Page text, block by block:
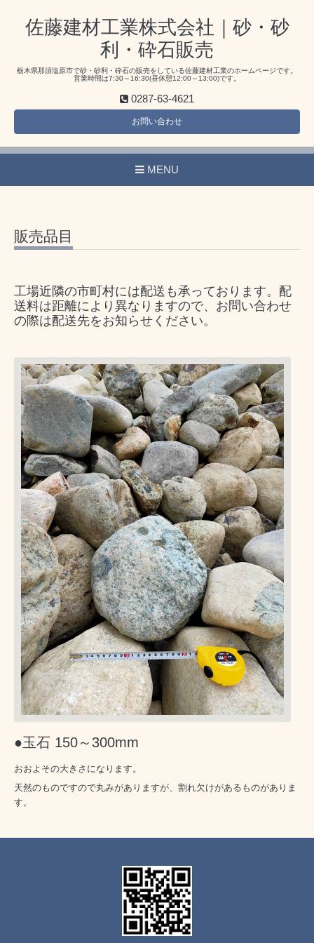
佐藤建材工業株式会社｜砂・砂
利・砕石販売
栃木県那須塩原市で砂・砂利・砕石の販売をしている佐藤建材工業のホームページです。
営業時間は7:30～16:30(昼休憩12:00～13:00)です。
0287-63-4621
お問い合わせ
MENU
販売品目
工場近隣の市町村には配送も承っております。配
送料は距離により異なりますので、お問い合わせ
の際は配送先をお知らせください。
●玉石 150～300mm
おおよその大きさになります。
天然のものですので丸みがありますが、割れ欠けがあるものがありま
す。